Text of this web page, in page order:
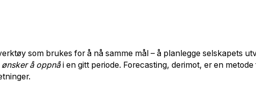
som brukes for å nå samme mål – å planlegge selskapets
ønsker å oppnåi en gitt periode. Forecasting, derimot, er en